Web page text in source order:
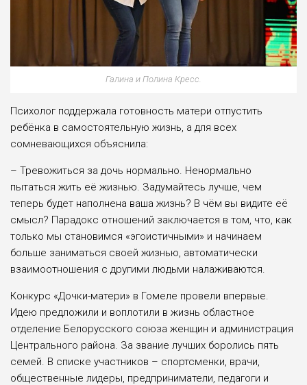
Галина и Полина Кресс.
Психолог поддержала готовность матери отпустить
ребёнка в самостоятельную жизнь, а для всех
сомневающихся объяснила:
– Тревожиться за дочь нормально. Ненормально
пытаться жить её жизнью. Задумайтесь лучше, чем
теперь будет наполнена ваша жизнь? В чём вы видите её
смысл? Парадокс отношений заключается в том, что, как
только мы становимся «эгоистичными» и начинаем
больше заниматься своей жизнью, автоматически
взаимоотношения с другими людьми налаживаются.
Конкурс «Дочки-матери» в Гомеле провели впервые.
Идею предложили и воплотили в жизнь областное
отделение Белорусского союза женщин и администрация
Центрального района. За звание лучших боролись пять
семей. В списке участников – спортсменки, врачи,
общественные лидеры, предприниматели, педагоги и